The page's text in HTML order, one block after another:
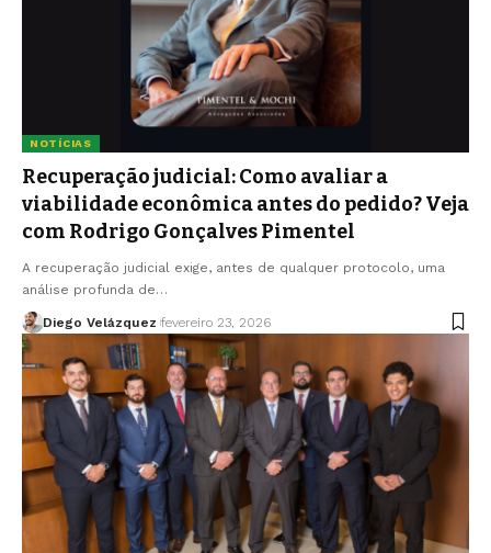
NOTÍCIAS
Recuperação judicial: Como avaliar a
viabilidade econômica antes do pedido? Veja
com Rodrigo Gonçalves Pimentel
A recuperação judicial exige, antes de qualquer protocolo, uma
análise profunda de…
Diego Velázquez fevereiro 23, 2026